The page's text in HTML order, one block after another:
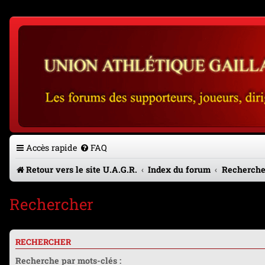
Accès rapide
FAQ
Retour vers le site U.A.G.R.
Index du forum
Rechercher
RECHERCHER
Recherche par mots-clés :